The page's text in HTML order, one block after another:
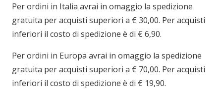
Per ordini in Italia avrai in omaggio la spedizione
gratuita per acquisti superiori a € 30,00. Per acquisti
inferiori il costo di spedizione è di € 6,90.
Per ordini in Europa avrai in omaggio la spedizione
gratuita per acquisti superiori a € 70,00. Per acquisti
inferiori il costo di spedizione è di € 19,90.